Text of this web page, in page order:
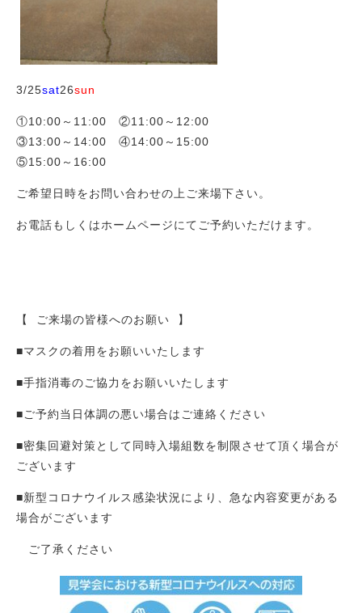
3/25sat26sun
①10:00～11:00 ②11:00～12:00
③13:00～14:00 ④14:00～15:00
⑤15:00～16:00
ご希望日時をお問い合わせの上ご来場下さい。
お電話もしくはホームページにてご予約いただけます。
【 ご来場の皆様へのお願い 】
■マスクの着用をお願いいたします
■手指消毒のご協力をお願いいたします
■ご予約当日体調の悪い場合はご連絡ください
■密集回避対策として同時入場組数を制限させて頂く場合が
ございます
■新型コロナウイルス感染状況により、急な内容変更がある
場合がございます
ご了承ください